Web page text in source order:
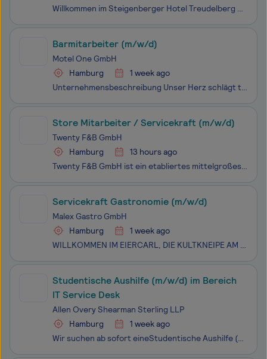
Willkommen im Steigenberger Hotel Treudelberg – Deinem Arbeitsplatz mit Aussicht! Im Alstertal Hamburg erwartet Dich das einzigartige Treudelberg Resort mit seinen zwei Häusern – dem Hotel und den Apartments – wo luxuriöser Komfort auf herzliche Gastfreundschaft trifft. Eingebettet in eine wundersch
Barmitarbeiter (m/w/d)
Motel One GmbH
Hamburg
1 week ago
Unternehmensbeschreibung Unser Herz schlägt türkis. Arbeiten bei Motel One ist wie zu Freunden kommen, wo Wertschätzung und Unterstützung großgeschrieben werden und die individuelle Persönlichkeit willkommen ist. Wir begegnen uns auf Augenhöhe und verstehen uns als ein Team: von der Geschäftsf
Store Mitarbeiter / Servicekraft (m/w/d)
Twenty F&B GmbH
Hamburg
13 hours ago
Twenty F&B GmbH ist ein etabliertes mittelgroßes Unternehmen, das sich auf hochwertige Nahrungs- und Genussmittel spezialisiert hat. Mit einem klaren Fokus auf Qualität und Nachhaltigkeit bieten wir eine vielfältige Produktpalette, die sowohl Innovation als auch Tradition vereint. Unsere Mitarbeiter
Servicekraft Gastronomie (m/w/d)
Malex Gastro GmbH
Hamburg
1 week ago
WILLKOMMEN IM EIERCARL, DIE KULTKNEIPE AM HAMBURGER FISCHMARKT SEIT 1903.Noch heute erinnern sich viele gern an Eier-Cohrs Zeiten.Wir haben uns zur Aufgabe gemacht die Tradition dieses Wirtshauses weiterzuführen und mit unseren Rezepten so nah wie möglich am Original wieder Eiergrog am Fischmarkt au
Studentische Aushilfe (m/w/d) im Bereich
IT Service Desk
Allen Overy Shearman Sterling LLP
Hamburg
1 week ago
Wir suchen ab sofort eineStudentische Aushilfe (m/w/d) im Bereich IT Service Deskfür ca. 15–20 Stunden pro Woche am Standort Hamburg.A&O Shearman ist eine weltweit führende Anwaltskanzlei mit 48 Niederlassungen in 28 Ländern weltweit. Unsere Expertise in englischem Recht, US-Recht und den Jurisd